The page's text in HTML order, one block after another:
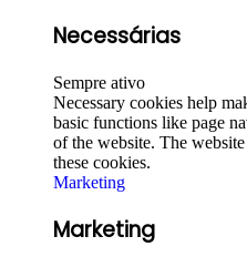
Necessárias
Sempre ativo
Necessary cookies help
basic functions like page
of the website. The
these cookies.
Marketing
Marketing